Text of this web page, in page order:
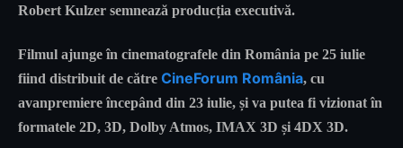
Robert Kulzer semnează producția executivă.
Filmul ajunge în cinematografele din România pe 25 iulie
fiind distribuit de către CineForum România, cu
avanpremiere începând din 23 iulie, și va putea fi vizionat în
formatele 2D, 3D, Dolby Atmos, IMAX 3D și 4DX 3D.